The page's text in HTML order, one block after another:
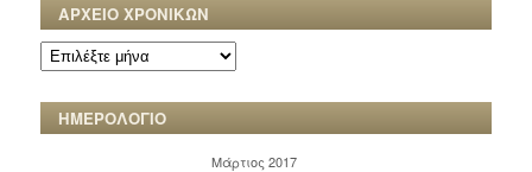
ΑΡΧΕΙΟ ΧΡΟΝΙΚΩΝ
ΑΡΧΕΙΟ
ΧΡΟΝΙΚΩΝ
ΗΜΕΡΟΛΟΓΙΟ
Μάρτιος 2017